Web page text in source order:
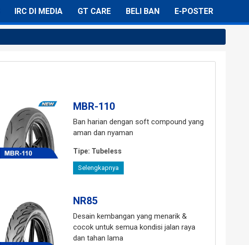
IRC DI MEDIA GT CARE BELI BAN E-POSTER
MBR-110
Ban harian dengan soft compound yang
aman dan nyaman
Tipe: Tubeless
Selengkapnya
NR85
Desain kembangan yang menarik &
cocok untuk semua kondisi jalan raya
dan tahan lama